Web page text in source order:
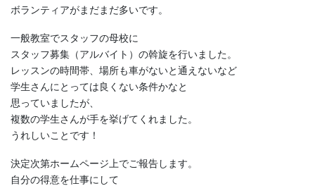
ボランティアがまだまだ多いです。
一般教室でスタッフの母校に
スタッフ募集（アルバイト）の斡旋を行いました。
レッスンの時間帯、場所も車がないと通えないなど
学生さんにとっては良くない条件かなと
思っていましたが、
複数の学生さんが手を挙げてくれました。
うれしいことです！
決定次第ホームページ上でご報告します。
自分の得意を仕事にして